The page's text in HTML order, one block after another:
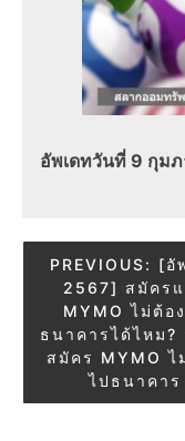
อัพเดทวันที่ 9 กุม
Post
navigation
PREVIOUS: [อั
2567] สมัครแ
MYMO ไม่ต้อ
ธนาคารได้ไหม?
สมัคร MYMO ไ
ไปธนาคาร